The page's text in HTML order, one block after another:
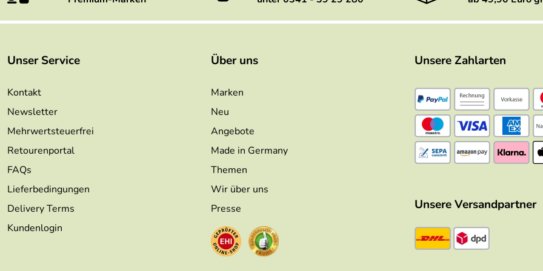
Unser Service
Kontakt
Newsletter
Mehrwertsteuerfrei
Retourenportal
FAQs
Lieferbedingungen
Delivery Terms
Kundenlogin
Über uns
Marken
Neu
Angebote
Made in Germany
Themen
Wir über uns
Presse
Unsere Zahlarten
Unsere Versandpartner